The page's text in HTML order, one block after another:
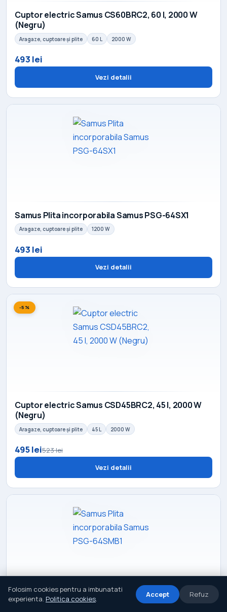
Cuptor electric Samus CS60BRC2, 60 l, 2000 W
(Negru)
Aragaze, cuptoare și plite 60 L 2000 W
493 lei
Vezi detalii
Samus Plita incorporabila Samus PSG-64SX1
Aragaze, cuptoare și plite 1200 W
493 lei
Vezi detalii
-5%
Cuptor electric Samus CSD45BRC2, 45 l, 2000 W
(Negru)
Aragaze, cuptoare și plite 45 L 2000 W
495 lei523 lei
Vezi detalii
Samus Plita incorporabila Samus PSG-64SMB1
Folosim cookies pentru a imbunatati
experienta. Politica cookies. Accept Refuz